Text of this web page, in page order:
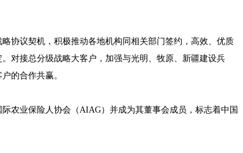
协议契机，积极推动各地机构同相关部门签约，高效、优质
对接总分级战略大客户，加强与光明、牧原、新疆建设兵
的合作共赢。
农业保险人协会（AIAG）并成为其董事会成员，标志着中国